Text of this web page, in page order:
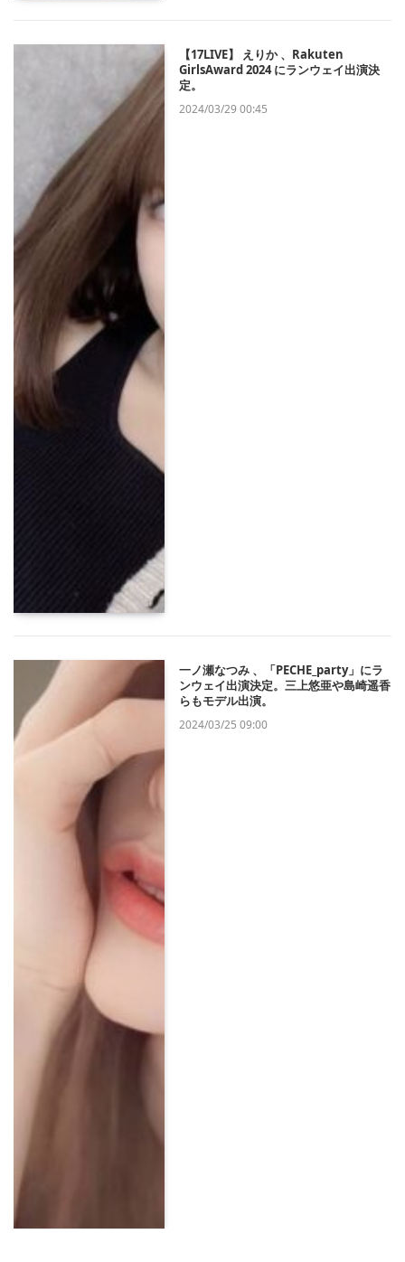
【17LIVE】 えりか 、Rakuten
GirlsAward 2024 にランウェイ出演決
定。
2024/03/29 00:45
一ノ瀬なつみ 、「PECHE_party」にラ
ンウェイ出演決定。三上悠亜や島崎遥香
らもモデル出演。
2024/03/25 09:00